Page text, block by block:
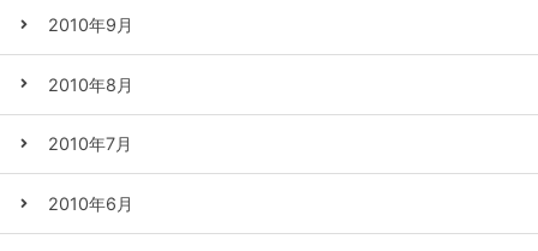
2010年9月
2010年8月
2010年7月
2010年6月